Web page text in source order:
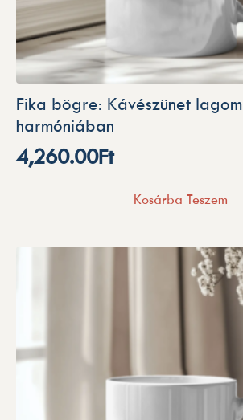
Fika bögre: Kávészünet lagom
harmóniában
4,260.00Ft
Kosárba Teszem